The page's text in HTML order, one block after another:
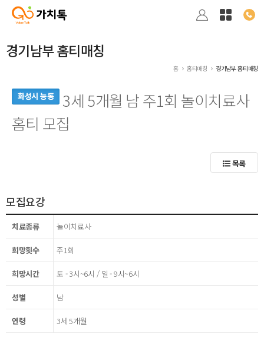
경기남부 홈티매칭
홈 홈티매칭 경기남부 홈티매칭
화성시 능동
3세 5개월 남 주1회 놀이치료사
홈티 모집
목록
모집요강
치료종류 놀이치료사
희망횟수 주1회
희망시간 토 - 3시~6시 / 일 - 9시~6시
성별 남
연령 3세 5개월